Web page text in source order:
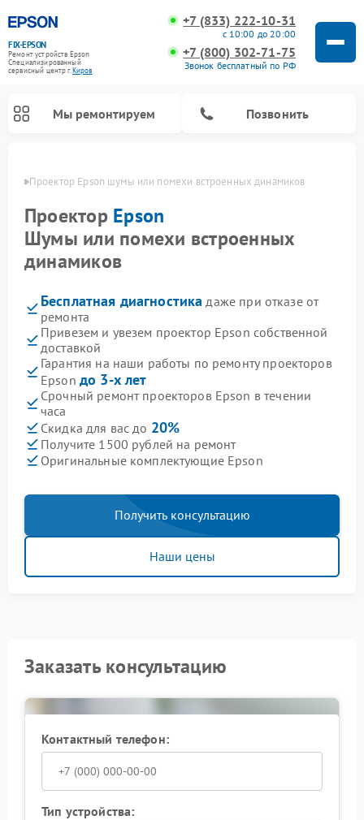
FIX-EPSON
Ремонт устройств Epson
Специализированный
cервисный центр г.Киров
+7 (833) 222-10-31
с 10:00 до 20:00
+7 (800) 302-71-75
Звонок бесплатный по РФ
Мы ремонтируем Позвонить
Проектор Epson шумы или помехи встроенных динамиков
Проектор Epson
Шумы или помехи встроенных
динамиков
Бесплатная диагностика даже при отказе от
ремонта
Привезем и увезем проектор Epson собственной
доставкой
Гарантия на наши работы по ремонту проекторов
Epson до 3-х лет
Срочный ремонт проекторов Epson в течении
часа
Скидка для вас до 20%
Получите 1500 рублей на ремонт
Оригинальные комплектующие Epson
Получить консультацию
Наши цены
Заказать консультацию
Контактный телефон:
Тип устройства: